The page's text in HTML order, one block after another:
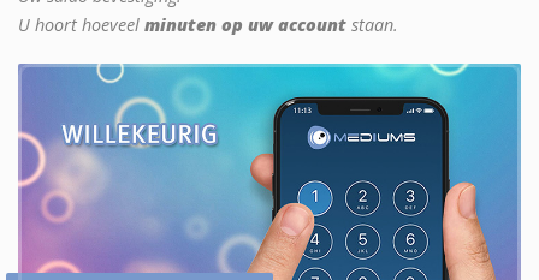
U hoort hoeveel minuten op uw account staan.